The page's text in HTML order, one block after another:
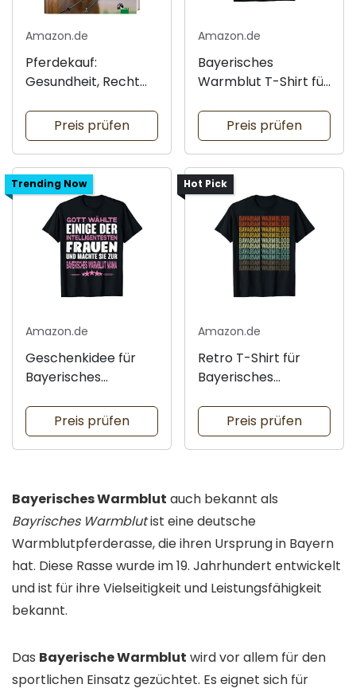
Amazon.de
Pferdekauf:
Gesundheit, Recht
Preis prüfen
Amazon.de
Bayerisches
Warmblut T-Shirt für
Preis prüfen
Trending Now
Amazon.de
Geschenkidee für
Bayerisches
Preis prüfen
Hot Pick
Amazon.de
Retro T-Shirt für
Bayerisches
Preis prüfen
Bayerisches Warmblut auch bekannt als
Bayrisches Warmblutist eine deutsche
Warmblutpferderasse, die ihren Ursprung in Bayern
hat. Diese Rasse wurde im 19. Jahrhundert entwickelt
und ist für ihre Vielseitigkeit und Leistungsfähigkeit
bekannt.
Das Bayerische Warmblut wird vor allem für den
sportlichen Einsatz gezüchtet. Es eignet sich für